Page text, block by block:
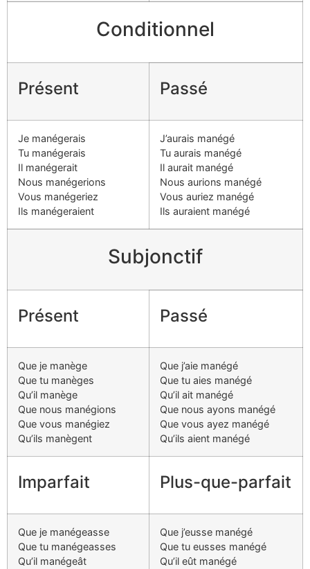
Conditionnel
Présent Passé
Je manégerais
Tu manégerais
Il manégerait
Nous manégerions
Vous manégeriez
Ils manégeraient
J’aurais manégé
Tu aurais manégé
Il aurait manégé
Nous aurions manégé
Vous auriez manégé
Ils auraient manégé
Subjonctif
Présent Passé
Que je manège
Que tu manèges
Qu’il manège
Que nous manégions
Que vous manégiez
Qu’ils manègent
Que j’aie manégé
Que tu aies manégé
Qu’il ait manégé
Que nous ayons manégé
Que vous ayez manégé
Qu’ils aient manégé
Imparfait Plus-que-parfait
Que je manégeasse
Que tu manégeasses
Qu’il manégeât
Que j’eusse manégé
Que tu eusses manégé
Qu’il eût manégé